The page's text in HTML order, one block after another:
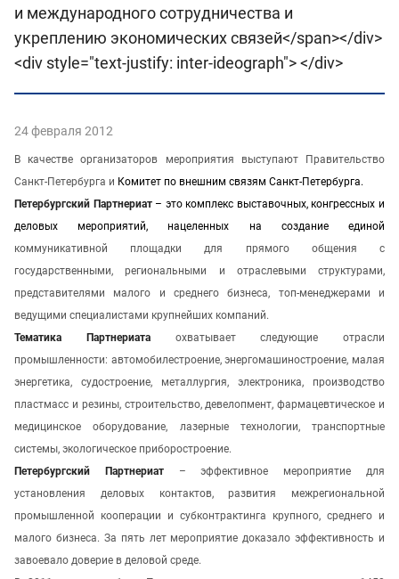
и международного сотрудничества и
укреплению экономических связей</span></div>
<div style="text-justify: inter-ideograph"> </div>
24 февраля 2012
В качестве организаторов мероприятия выступаютПравительство
Санкт-Петербурга и Комитет по внешним связям Санкт-Петербурга.
Петербургский Партнериат– это комплекс выставочных, конгрессных и
деловых мероприятий, нацеленных на создание единой
коммуникативной площадки для прямого общения с
государственными, региональными и отраслевыми структурами,
представителями малого и среднего бизнеса, топ-менеджерами и
ведущими специалистами крупнейших компаний.
Тематика Партнериатаохватывает следующие отрасли
промышленности: автомобилестроение, энергомашиностроение, малая
энергетика, судостроение, металлургия, электроника, производство
пластмасс и резины, строительство, девелопмент, фармацевтическое и
медицинское оборудование, лазерные технологии, транспортные
системы, экологическое приборостроение.
Петербургский Партнериат– эффективное мероприятие для
установления деловых контактов, развития межрегиональной
промышленной кооперации и субконтрактинга крупного, среднего и
малого бизнеса. За пять лет мероприятие доказало эффективность и
завоевало доверие в деловой среде.